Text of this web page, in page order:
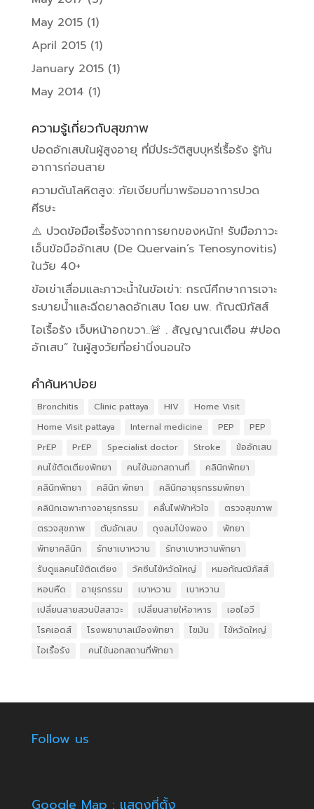
May 2015(1)
April 2015(1)
January 2015(1)
May 2014 (1)
ความรู้เกี่ยวกับสุขภาพ
ปอดอักเสบในผู้สูงอายุ ที่มีประวัติสูบบุหรี่เรื้อรัง รู้ทัน
อาการก่อนสาย
ความดันโลหิตสูง: ภัยเงียบที่มาพร้อมอาการปวด
ศีรษะ
⚠️ ปวดข้อมือเรื้อรังจากการยกของหนัก! รับมือภาวะ
เอ็นข้อมืออักเสบ (De Quervain’s Tenosynovitis)
ในวัย 40+
ข้อเข่าเสื่อมและภาวะน้ำในข้อเข่า: กรณีศึกษาการเจาะ
ระบายน้ำและฉีดยาลดอักเสบ โดย นพ. กัณฒิภัสส์
ไอเรื้อรัง เจ็บหน้าอกขวา..🚨 . สัญญาณเตือน #ปอด
อักเสบ” ในผู้สูงวัยที่อย่านิ่งนอนใจ
คำค้นหาบ่อย
Bronchitis Clinic pattaya HIV
Home Visit
Home Visit pattaya
Internal medicine PEP
PEP
PrEP
PrEP Specialist doctor Stroke
ข้ออักเสบ
คนไข้ติดเตียงพัทยา
คนไข้นอกสถานที่
คลินิกพัทยา
คลินิกพัทยา
คลินิก พัทยา
คลินิกอายุรกรรมพัทยา
คลินิกเฉพาะทางอายุรกรรม
คลื่นไฟฟ้าหัวใจ
ตรวจสุขภาพ
ตรวจสุขภาพ
ตับอักเสบ ถุงลมโป่งพอง
พัทยา
พัทยาคลินิก
รักษาเบาหวาน
รักษาเบาหวานพัทยา
รับดูแลคนไข้ติดเตียง
วัคซีนไข้หวัดใหญ่
หมอกัณฒิภัสส์
หอบหืด
อายุรกรรม เบาหวาน
เบาหวาน
เปลี่ยนสายสวนปัสสาวะ
เปลี่ยนสายให้อาหาร
เอชไอวี
โรคเอดส์
โรงพยาบาลเมืองพัทยา ไขมัน
ไข้หวัดใหญ่
ไอเรื้อรัง
​ คนไข้นอกสถานที่พัทยา
Follow us
Google Map : แสดงที่ตั้ง